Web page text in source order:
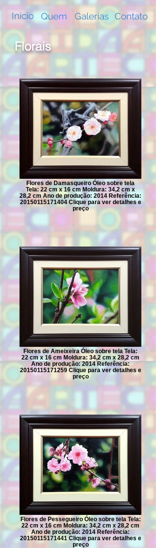
Início Quem Galerias Contato
Florais
Flores de Damasqueiro Óleo sobre tela
Tela: 22 cm x 16 cm Moldura: 34,2 cm x
28,2 cm Ano de produção: 2014 Referência:
20150115171404 Clique para ver detalhes e
preço
Flores de Ameixeira Óleo sobre tela Tela:
22 cm x 16 cm Moldura: 34,2 cm x 28,2 cm
Ano de produção: 2014 Referência:
20150115171259 Clique para ver detalhes e
preço
Flores de Pessegueiro Óleo sobre tela Tela:
22 cm x 16 cm Moldura: 34,2 cm x 28,2 cm
Ano de produção: 2014 Referência:
20150115171441 Clique para ver detalhes e
preço